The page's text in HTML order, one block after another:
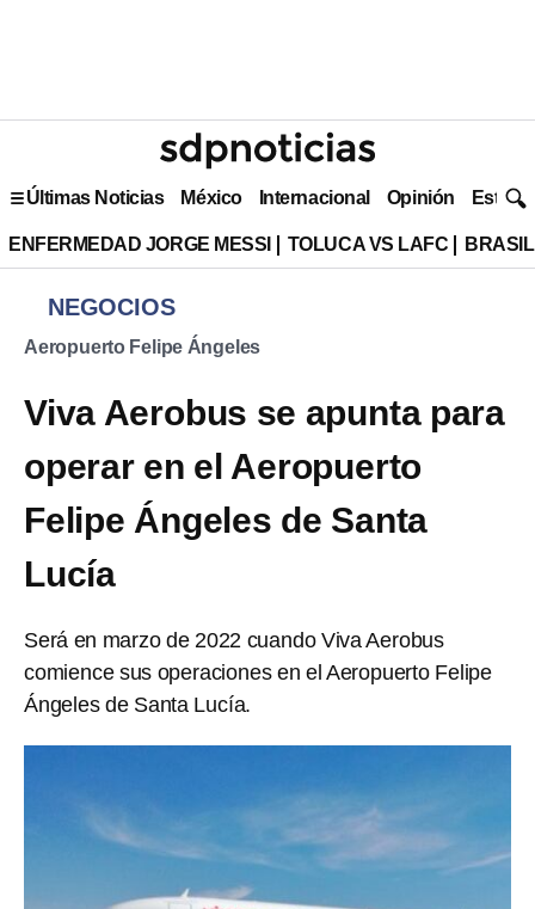
Últimas Noticias México Internacional Opinión Estilo
ENFERMEDAD JORGE MESSI TOLUCA VS LAFC
NEGOCIOS
Aeropuerto Felipe Ángeles
Viva Aerobus se apunta para
operar en el Aeropuerto
Felipe Ángeles de Santa
Lucía
Será en marzo de 2022 cuando Viva Aerobus
comience sus operaciones en el Aeropuerto Felipe
Ángeles de Santa Lucía.